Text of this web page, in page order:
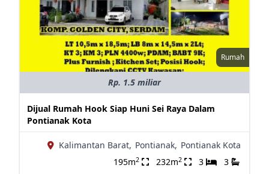
Rumah
Rp. 1.5 miliar
Dijual Rumah Hook Siap Huni Sei Raya Dalam
Pontianak Kota
Kalimantan Barat, Pontianak, Pontianak Kota
195m2 232m2 3 3